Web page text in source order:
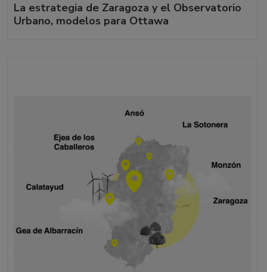
La estrategia de Zaragoza y el Observatorio
Urbano, modelos para Ottawa